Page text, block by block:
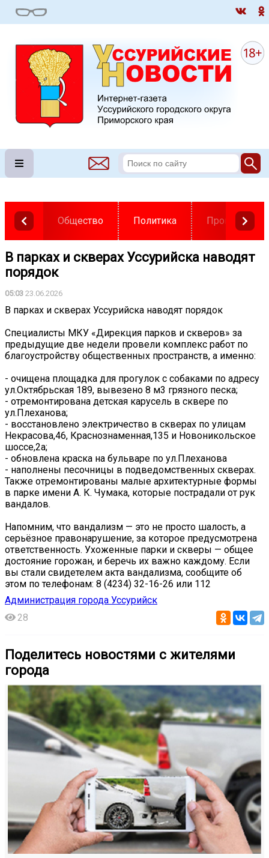
Общество Политика
В парках и скверах Уссурийска наводят
порядок
05:03 23.06.2026
В парках и скверах Уссурийска наводят порядок
Специалисты МКУ «Дирекция парков и скверов» за
предыдущие две недели провели комплекс работ по
благоустройству общественных пространств, а именно:
- очищена площадка для прогулок с собаками по адресу
ул.Октябрьская 189, вывезено 8 м3 грязного песка;
- отремонтирована детская карусель в сквере по
ул.Плеханова;
- восстановлено электричество в скверах по улицам
Некрасова,46, Краснознаменная,135 и Новоникольское
шоссе,2а;
- обновлена краска на бульваре по ул.Плеханова
- наполнены песочницы в подведомственных скверах.
Также отремонтированы малые архитектурные формы
в парке имени А. К. Чумака, которые пострадали от рук
вандалов.
Напомним, что вандализм — это не просто шалость, а
серьёзное правонарушение, за которое предусмотрена
ответственность. Ухоженные парки и скверы — общее
достояние горожан, и беречь их важно каждому. Если
вы стали свидетелем акта вандализма, сообщите об
этом по телефонам: 8 (4234) 32-16-26 или 112
Администрация города Уссурийск
28
Поделитесь новостями с жителями
города